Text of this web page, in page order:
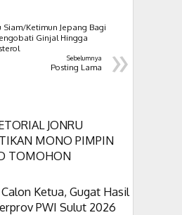
Ketimun Jepang Bagi
Ginjal Hingga
»
Sebelumnya
Posting Lama
JONRU
MONO PIMPIN
TOMOHON
Ketua, Gugat Hasil
PWI Sulut 2026